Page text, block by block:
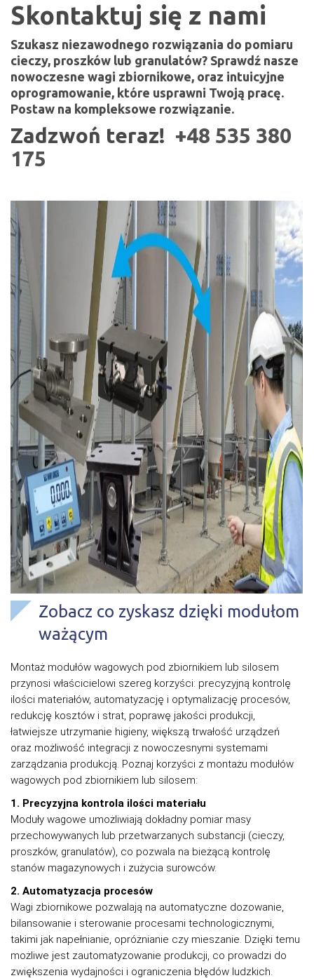
Skontaktuj się z nami
Szukasz niezawodnego rozwiązania do pomiaru
cieczy, proszków lub granulatów? Sprawdź nasze
nowoczesne wagi zbiornikowe, oraz intuicyjne
oprogramowanie, które usprawni Twoją pracę.
Postaw na kompleksowe rozwiązanie.
Zadzwoń teraz! +48 535 380
175
Zobacz co zyskasz dzięki modułom
ważącym
Montaż modułów wagowych pod zbiornikiem lub silosem
przynosi właścicielowi szereg korzyści: precyzyjną kontrolę
ilości materiałów, automatyzację i optymalizację procesów,
redukcję kosztów i strat, poprawę jakości produkcji,
łatwiejsze utrzymanie higieny, większą trwałość urządzeń
oraz możliwość integracji z nowoczesnymi systemami
zarządzania produkcją. Poznaj korzyści z montażu modułów
wagowych pod zbiornikiem lub silosem:
1. Precyzyjna kontrola ilości materiału
Moduły wagowe umożliwiają dokładny pomiar masy
przechowywanych lub przetwarzanych substancji (cieczy,
proszków, granulatów), co pozwala na bieżącą kontrolę
stanów magazynowych i zużycia surowców.
2. Automatyzacja procesów
Wagi zbiornikowe pozwalają na automatyczne dozowanie,
bilansowanie i sterowanie procesami technologicznymi,
takimi jak napełnianie, opróżnianie czy mieszanie. Dzięki temu
możliwe jest zautomatyzowanie produkcji, co prowadzi do
zwiększenia wydajności i ograniczenia błędów ludzkich.